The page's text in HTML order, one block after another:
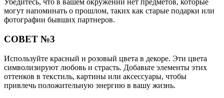
Убедитесь, что в вашем окружении нет предметов, которые
могут напоминать о прошлом, таких как старые подарки или
фотографии бывших партнеров.
СОВЕТ №3
Используйте красный и розовый цвета в декоре. Эти цвета
символизируют любовь и страсть. Добавьте элементы этих
оттенков в текстиль, картины или аксессуары, чтобы
привлечь положительную энергию в вашу жизнь.